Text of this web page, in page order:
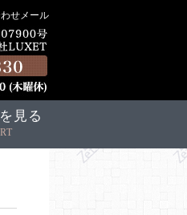
せメール
見る